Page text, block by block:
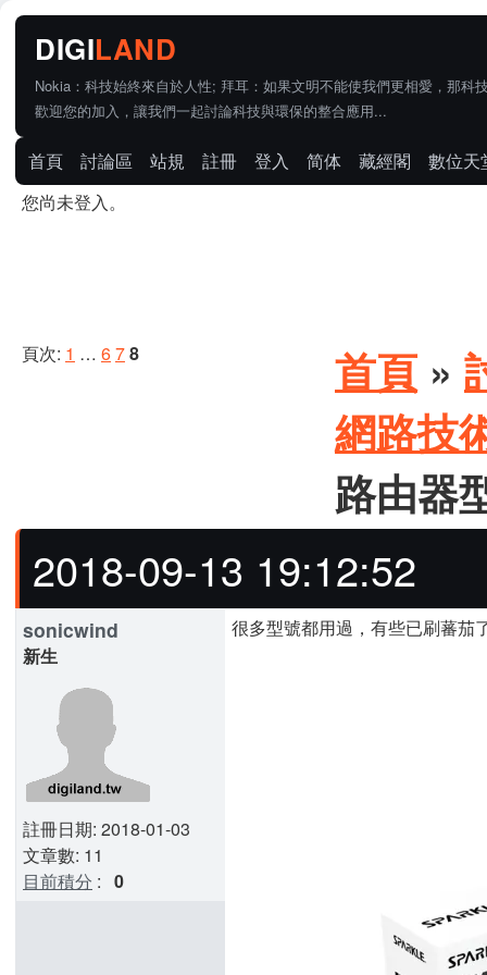
Nokia：科技始終來自於人性; 拜耳：如果文明不能使我們更相愛，那科
歡迎您的加入，讓我們一起討論科技與環保的整合應用...
首頁 討論區 站規 註冊 登入 简体 藏經閣
數位天
您尚未登入。
頁次: 1 … 678 首頁 »
網路技
路由器
2018-09-13 19:12:52
sonicwind
新生
註冊日期: 2018-01-03
文章數: 11
目前積分 : 0
很多型號都用過，有些已刷蕃茄